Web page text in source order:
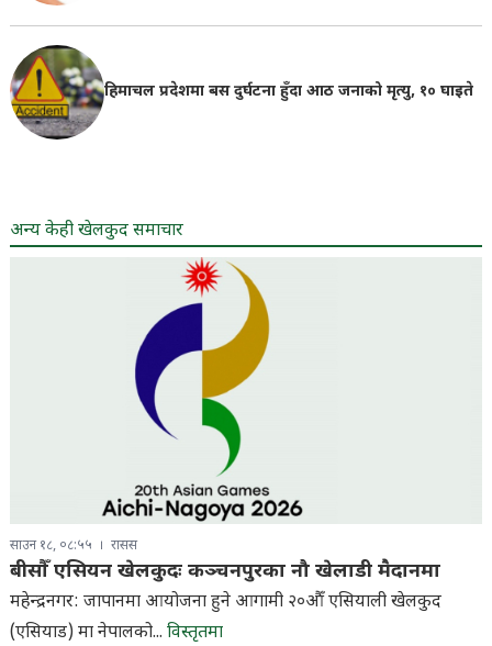
हिमाचल प्रदेशमा बस दुर्घटना हुँदा आठ जनाको मृत्यु, १० घाइते
अन्य केही खेलकुद समाचार
साउन १८, ०८:५५ रासस
बीसौँ एसियन खेलकुदः कञ्चनपुरका नौ खेलाडी मैदानमा
महेन्द्रनगर: जापानमा आयोजना हुने आगामी २०औँ एसियाली खेलकुद
(एसियाड) मा नेपालको... विस्तृतमा